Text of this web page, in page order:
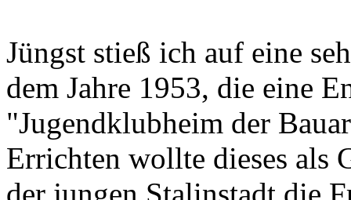
Jüngst stieß ich auf eine
dem Jahre 1953, die eine
"Jugendklubheim der
Errichten wollte dieses als